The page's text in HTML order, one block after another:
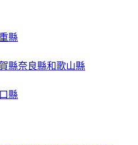
縣
縣奈良縣和歌山縣
縣